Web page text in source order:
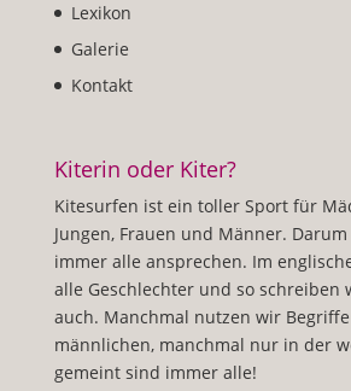
Lexikon
Galerie
Kontakt
Kiterin oder Kiter?
Kitesurfen ist ein toller Sport für
Jungen, Frauen und Männer.
immer alle ansprechen. Im
alle Geschlechter und so schreiben
auch. Manchmal nutzen wir
männlichen, manchmal nur in der
gemeint sind immer alle!